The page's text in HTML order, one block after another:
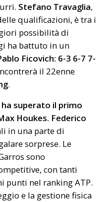
Stefano Travaglia,
qualificazioni, è tra i
possibilità di
ha battuto in un
Ficovich: 6-3 6-7 7-
il 22enne
.
superato il primo
Houkes. Federico
in una parte di
sorprese. Le
sono
con tanti
punti nel ranking ATP.
e la gestione fisica